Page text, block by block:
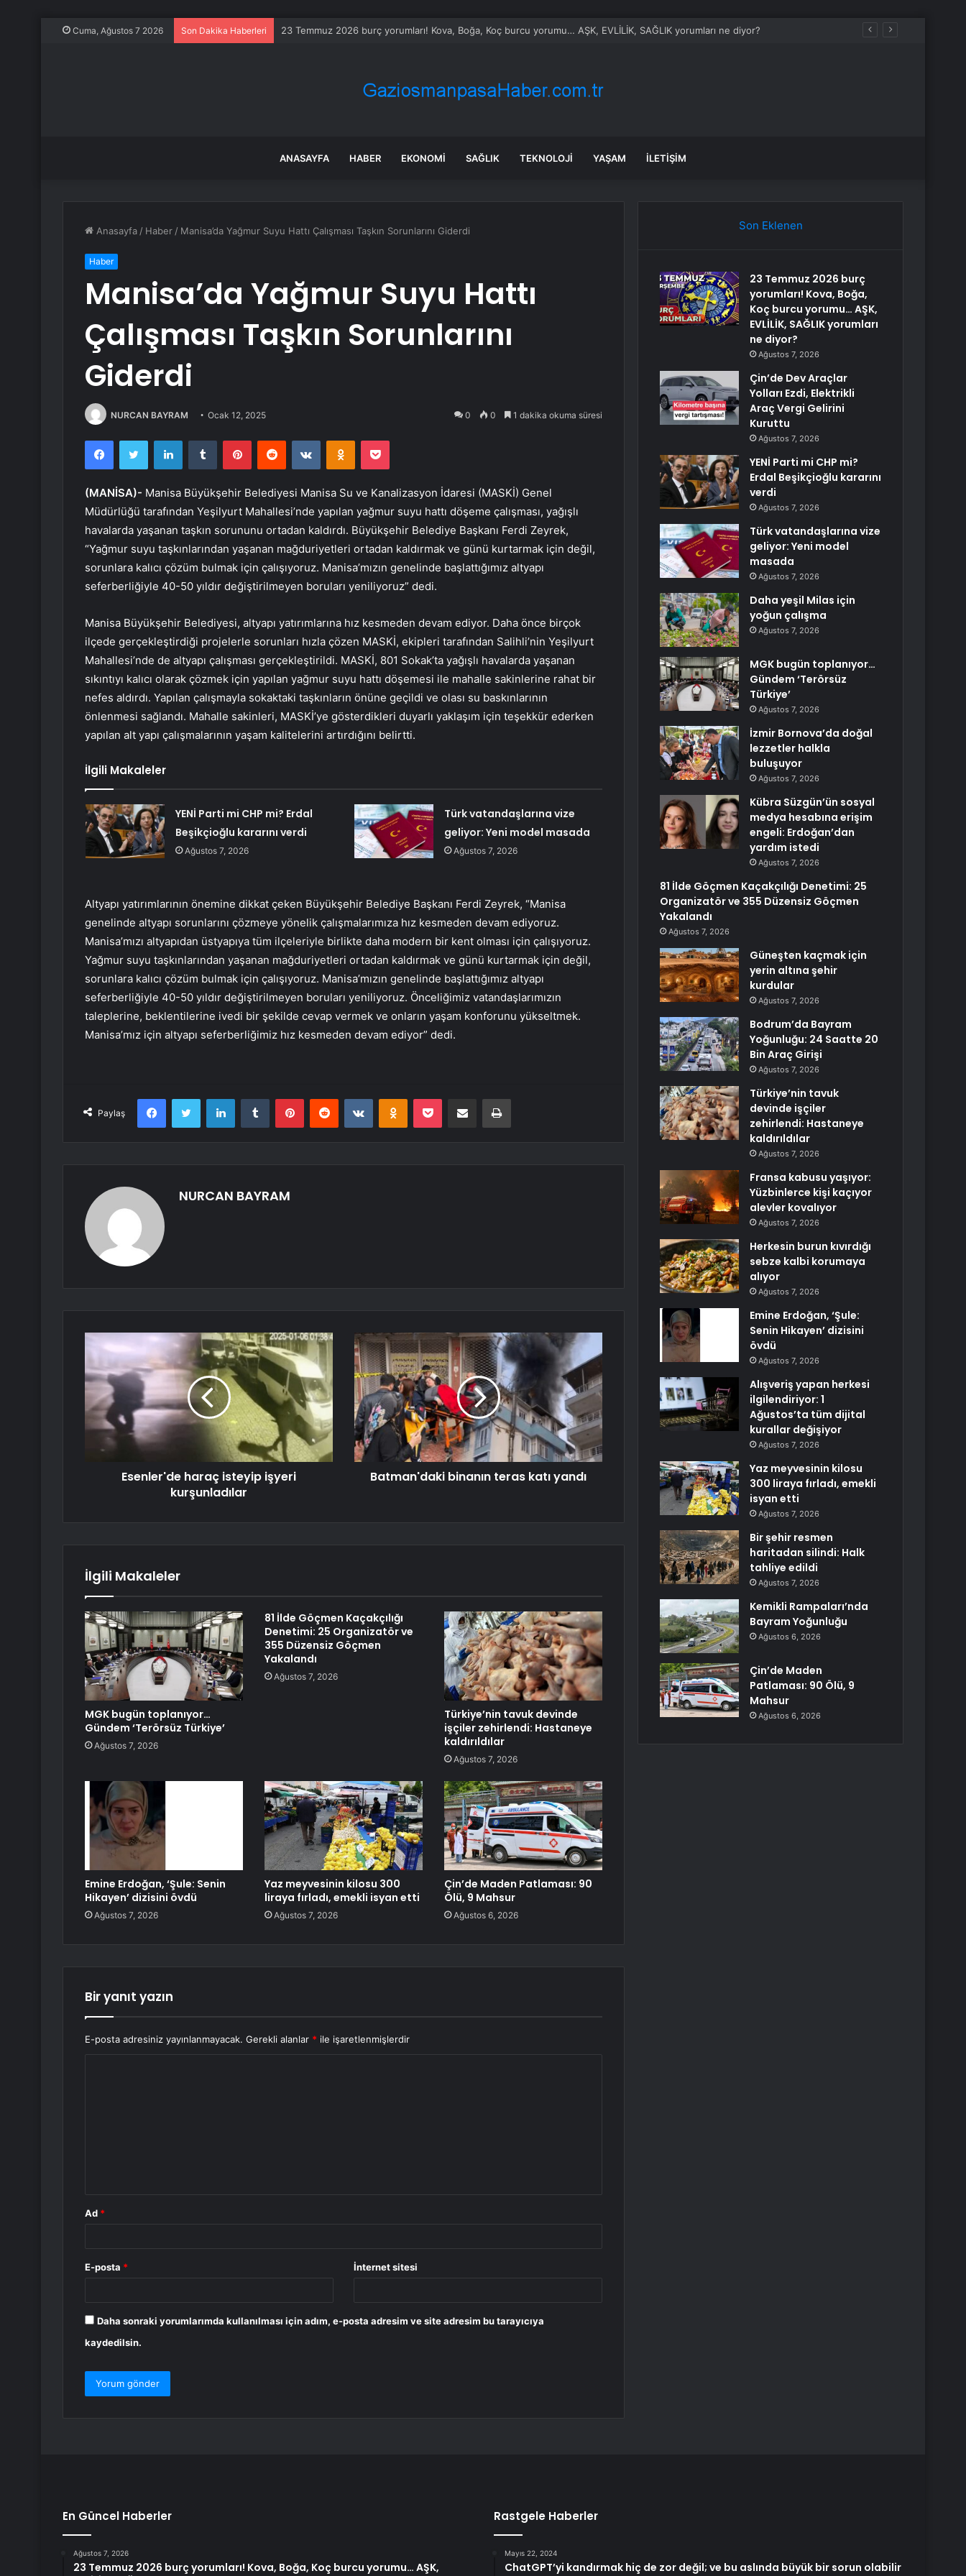
Cuma, Ağustos 7 2026 Son Dakika Haberleri 23 Temmuz 2026 burç yorumları! Kova, Boğa, Koç burcu yorumu… AŞK, EVLİLİK, SAĞLIK yorumları ne diyor?
ANASAYFA HABER EKONOMI SAĞLIK TEKNOLOJI YAŞAM İLETIŞIM
Anasayfa / Haber / Manisa’da Yağmur Suyu Hattı Çalışması Taşkın Sorunlarını Giderdi
Haber
Manisa’da Yağmur Suyu Hattı
Çalışması Taşkın Sorunlarını
Giderdi
NURCAN BAYRAM Ocak 12, 2025 0 0 1 dakika okuma süresi
FacebookTwitter LinkedInTumblr PinterestReddit VKontakteOdnoklassniki
Pocket
(MANİSA)- Manisa Büyükşehir Belediyesi Manisa Su ve Kanalizasyon İdaresi (MASKİ) Genel
Müdürlüğü tarafından Yeşilyurt Mahallesi’nde yapılan yağmur suyu hattı döşeme çalışması, yağışlı
havalarda yaşanan taşkın sorununu ortadan kaldırdı. Büyükşehir Belediye Başkanı Ferdi Zeyrek,
“Yağmur suyu taşkınlarından yaşanan mağduriyetleri ortadan kaldırmak ve günü kurtarmak için değil,
sorunlara kalıcı çözüm bulmak için çalışıyoruz. Manisa’mızın genelinde başlattığımız altyapı
seferberliğiyle 40-50 yıldır değiştirilmeyen boruları yeniliyoruz” dedi.
Manisa Büyükşehir Belediyesi, altyapı yatırımlarına hız kesmeden devam ediyor. Daha önce birçok
ilçede gerçekleştirdiği projelerle sorunları hızla çözen MASKİ, ekipleri tarafından Salihli’nin Yeşilyurt
Mahallesi’nde de altyapı çalışması gerçekleştirildi. MASKİ, 801 Sokak’ta yağışlı havalarda yaşanan
sıkıntıyı kalıcı olarak çözmek için yapılan yağmur suyu hattı döşemesi ile mahalle sakinlerine rahat bir
nefes aldırdı. Yapılan çalışmayla sokaktaki taşkınların önüne geçildi ve olası su baskınlarının
önlenmesi sağlandı. Mahalle sakinleri, MASKİ’ye gösterdikleri duyarlı yaklaşım için teşekkür ederken
yapılan alt yapı çalışmalarının yaşam kalitelerini artırdığını belirtti.
İlgili Makaleler
YENİ Parti mi CHP mi? Erdal
Beşikçioğlu kararını verdi
Ağustos 7, 2026
Türk vatandaşlarına vize
geliyor: Yeni model masada
Ağustos 7, 2026
Altyapı yatırımlarının önemine dikkat çeken Büyükşehir Belediye Başkanı Ferdi Zeyrek, “Manisa
genelinde altyapı sorunlarını çözmeye yönelik çalışmalarımıza hız kesmeden devam ediyoruz.
Manisa’mızı altyapıdan üstyapıya tüm ilçeleriyle birlikte daha modern bir kent olması için çalışıyoruz.
Yağmur suyu taşkınlarından yaşanan mağduriyetleri ortadan kaldırmak ve günü kurtarmak için değil,
sorunlara kalıcı çözüm bulmak için çalışıyoruz. Manisa’mızın genelinde başlattığımız altyapı
seferberliğiyle 40-50 yıldır değiştirilmeyen boruları yeniliyoruz. Önceliğimiz vatandaşlarımızın
taleplerine, beklentilerine ivedi bir şekilde cevap vermek ve onların yaşam konforunu yükseltmek.
Manisa’mız için altyapı seferberliğimiz hız kesmeden devam ediyor” dedi.
Paylaş
FacebookTwitter LinkedInTumblr PinterestReddit VKontakteOdnoklassniki
Pocket E-Posta ile paylaş Yazdır
NURCAN BAYRAM
Esenler'de haraç isteyip işyeri
kurşunladılar
Batman'daki binanın teras katı yandı
İlgili Makaleler
MGK bugün toplanıyor…
Gündem ‘Terörsüz Türkiye’
Ağustos 7, 2026
81 İlde Göçmen Kaçakçılığı
Denetimi: 25 Organizatör ve
355 Düzensiz Göçmen
Yakalandı
Ağustos 7, 2026
Türkiye’nin tavuk devinde
işçiler zehirlendi: Hastaneye
kaldırıldılar
Ağustos 7, 2026
Emine Erdoğan, ‘Şule: Senin
Hikayen’ dizisini övdü
Ağustos 7, 2026
Yaz meyvesinin kilosu 300
liraya fırladı, emekli isyan etti
Ağustos 7, 2026
Çin’de Maden Patlaması: 90
Ölü, 9 Mahsur
Ağustos 6, 2026
Bir yanıt yazın
E-posta adresiniz yayınlanmayacak. Gerekli alanlar * ile işaretlenmişlerdir
Ad *
E-posta * İnternet sitesi
Daha sonraki yorumlarımda kullanılması için adım, e-posta adresim ve site adresim bu tarayıcıya
kaydedilsin.
Son Eklenen
23 Temmuz 2026 burç
yorumları! Kova, Boğa,
Koç burcu yorumu… AŞK,
EVLİLİK, SAĞLIK yorumları
ne diyor?
Ağustos 7, 2026
Çin’de Dev Araçlar
Yolları Ezdi, Elektrikli
Araç Vergi Gelirini
Kuruttu
Ağustos 7, 2026
YENİ Parti mi CHP mi?
Erdal Beşikçioğlu kararını
verdi
Ağustos 7, 2026
Türk vatandaşlarına vize
geliyor: Yeni model
masada
Ağustos 7, 2026
Daha yeşil Milas için
yoğun çalışma
Ağustos 7, 2026
MGK bugün toplanıyor…
Gündem ‘Terörsüz
Türkiye’
Ağustos 7, 2026
İzmir Bornova’da doğal
lezzetler halkla
buluşuyor
Ağustos 7, 2026
Kübra Süzgün’ün sosyal
medya hesabına erişim
engeli: Erdoğan’dan
yardım istedi
Ağustos 7, 2026
81 İlde Göçmen Kaçakçılığı Denetimi: 25
Organizatör ve 355 Düzensiz Göçmen
Yakalandı
Ağustos 7, 2026
Güneşten kaçmak için
yerin altına şehir
kurdular
Ağustos 7, 2026
Bodrum’da Bayram
Yoğunluğu: 24 Saatte 20
Bin Araç Girişi
Ağustos 7, 2026
Türkiye’nin tavuk
devinde işçiler
zehirlendi: Hastaneye
kaldırıldılar
Ağustos 7, 2026
Fransa kabusu yaşıyor:
Yüzbinlerce kişi kaçıyor
alevler kovalıyor
Ağustos 7, 2026
Herkesin burun kıvırdığı
sebze kalbi korumaya
alıyor
Ağustos 7, 2026
Emine Erdoğan, ‘Şule:
Senin Hikayen’ dizisini
övdü
Ağustos 7, 2026
Alışveriş yapan herkesi
ilgilendiriyor: 1
Ağustos’ta tüm dijital
kurallar değişiyor
Ağustos 7, 2026
Yaz meyvesinin kilosu
300 liraya fırladı, emekli
isyan etti
Ağustos 7, 2026
Bir şehir resmen
haritadan silindi: Halk
tahliye edildi
Ağustos 7, 2026
Kemikli Rampaları’nda
Bayram Yoğunluğu
Ağustos 6, 2026
Çin’de Maden
Patlaması: 90 Ölü, 9
Mahsur
Ağustos 6, 2026
En Güncel Haberler
Ağustos 7, 2026
23 Temmuz 2026 burç yorumları! Kova, Boğa, Koç burcu yorumu… AŞK,
Rastgele Haberler
Mayıs 22, 2024
ChatGPT’yi kandırmak hiç de zor değil; ve bu aslında büyük bir sorun olabilir